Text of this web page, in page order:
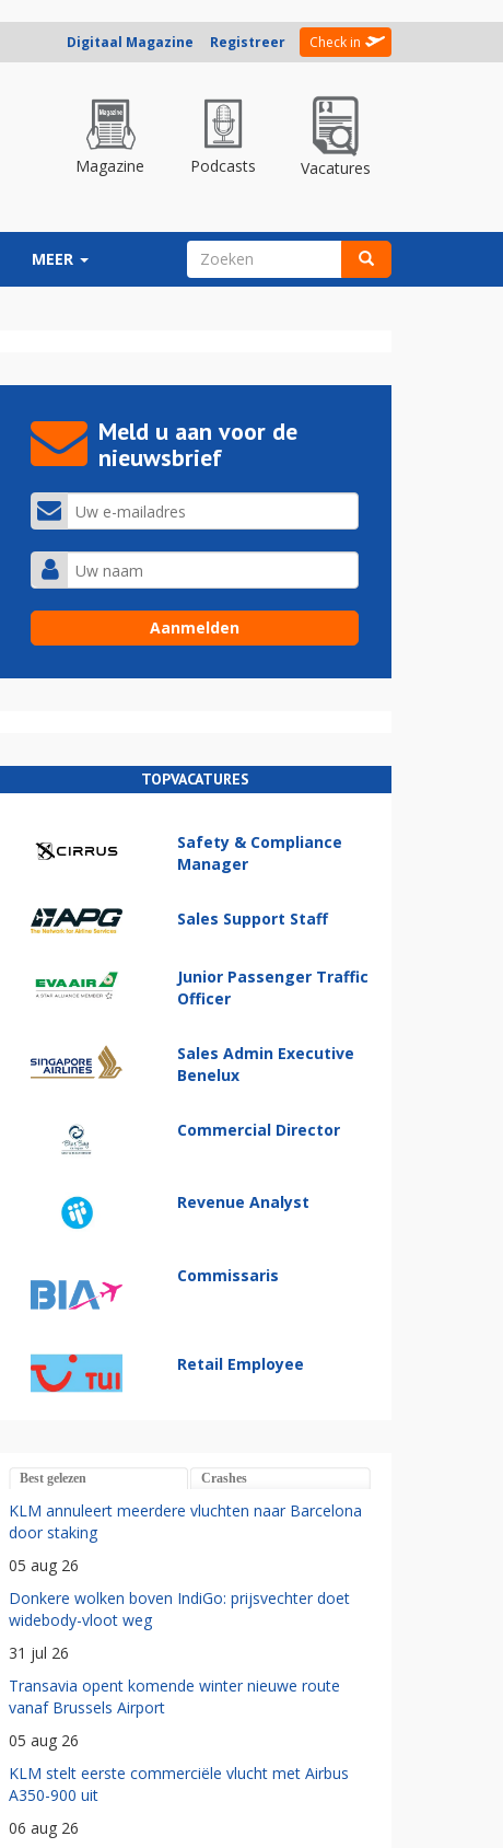
Digitaal Magazine Registreer Check in
Magazine Podcasts Vacatures
MEER ZOEKVELD
Meld u aan voor de
nieuwsbrief
TOPVACATURES
Safety & Compliance
Manager
Sales Support Staff
Junior Passenger Traffic
Officer
Sales Admin Executive
Benelux
Commercial Director
Revenue Analyst
Commissaris
Retail Employee
Best gelezen Crashes
KLM annuleert meerdere vluchten naar Barcelona
door staking
05 aug 26
Donkere wolken boven IndiGo: prijsvechter doet
widebody-vloot weg
31 jul 26
Transavia opent komende winter nieuwe route
vanaf Brussels Airport
05 aug 26
KLM stelt eerste commerciële vlucht met Airbus
A350-900 uit
06 aug 26